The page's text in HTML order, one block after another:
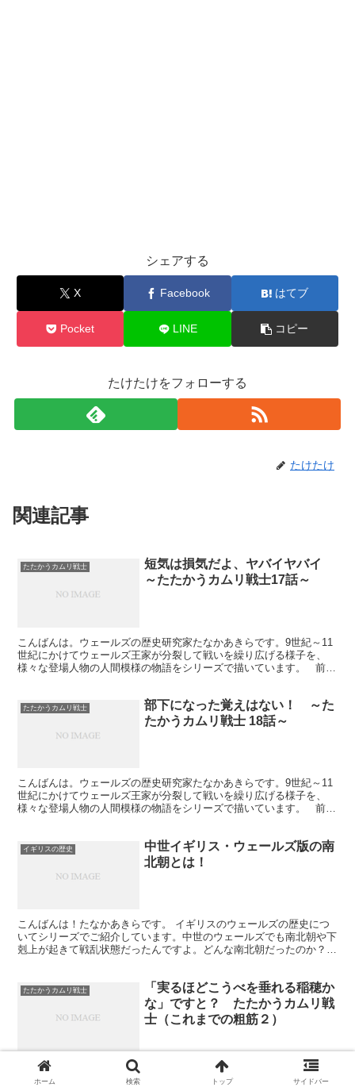
シェアする
X Facebook はてブ
Pocket LINE コピー
たけたけをフォローする
たけたけ
関連記事
たたかうカムリ戦士
短気は損気だよ、ヤバイヤバイ
～たたかうカムリ戦士17話～
こんばんは。ウェールズの歴史研究家たなかあきらです。9世紀～11
世紀にかけてウェールズ王家が分裂して戦いを繰り広げる様子を、
様々な登場人物の人間模様の物語をシリーズで描いています。 前回
たたかうカムリ戦士
部下になった覚えはない！ ～た
たかうカムリ戦士 18話～
こんばんは。ウェールズの歴史研究家たなかあきらです。9世紀～11
世紀にかけてウェールズ王家が分裂して戦いを繰り広げる様子を、
様々な登場人物の人間模様の物語をシリーズで描いています。 前回
イギリスの歴史
中世イギリス・ウェールズ版の南
北朝とは！
こんばんは！たなかあきらです。 イギリスのウェールズの歴史につ
いてシリーズでご紹介しています。中世のウェールズでも南北朝や下
剋上が起きて戦乱状態だったんですよ。どんな南北朝だったのか？ど
たたかうカムリ戦士
「実るほどこうべを垂れる稲穂か
な」ですと？ たたかうカムリ戦
士（これまでの粗筋２）
自己紹介 予期せぬ出来事 実るほど・・・ 自己紹介 オレ、ハウェ
ル。中世ウェールズでケレディギオンという小国を治めているんだ。
ホーム 検索 トップ サイドバー